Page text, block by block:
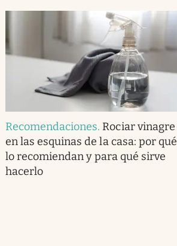
Recomendaciones. Rociar vinagre
en las esquinas de la casa: por qué
lo recomiendan y para qué sirve
hacerlo